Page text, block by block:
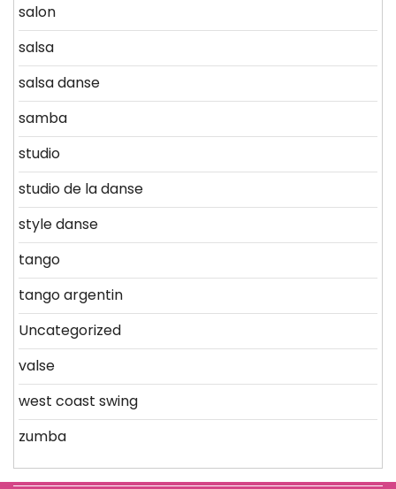
salon
salsa
salsa danse
samba
studio
studio de la danse
style danse
tango
tango argentin
Uncategorized
valse
west coast swing
zumba